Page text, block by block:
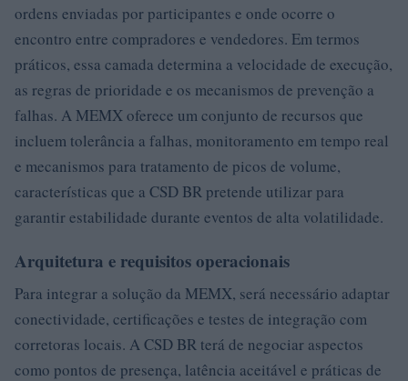
ordens enviadas por participantes e onde ocorre o
encontro entre compradores e vendedores. Em termos
práticos, essa camada determina a velocidade de execução,
as regras de prioridade e os mecanismos de prevenção a
falhas. A MEMX oferece um conjunto de recursos que
incluem tolerância a falhas, monitoramento em tempo real
e mecanismos para tratamento de picos de volume,
características que a CSD BR pretende utilizar para
garantir estabilidade durante eventos de alta volatilidade.
Arquitetura e requisitos operacionais
Para integrar a solução da MEMX, será necessário adaptar
conectividade, certificações e testes de integração com
corretoras locais. A CSD BR terá de negociar aspectos
como pontos de presença, latência aceitável e práticas de